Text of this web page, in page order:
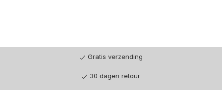
Gratis verzending
30 dagen retour